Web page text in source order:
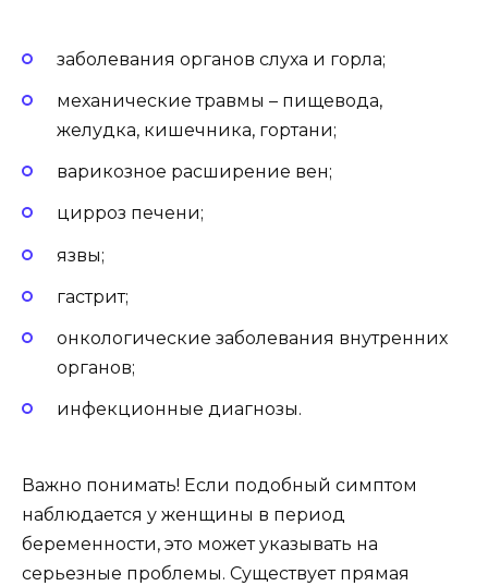
заболевания органов слуха и горла;
механические травмы – пищевода,
желудка, кишечника, гортани;
варикозное расширение вен;
цирроз печени;
язвы;
гастрит;
онкологические заболевания внутренних
органов;
инфекционные диагнозы.
Важно понимать! Если подобный симптом
наблюдается у женщины в период
беременности, это может указывать на
серьезные проблемы. Существует прямая